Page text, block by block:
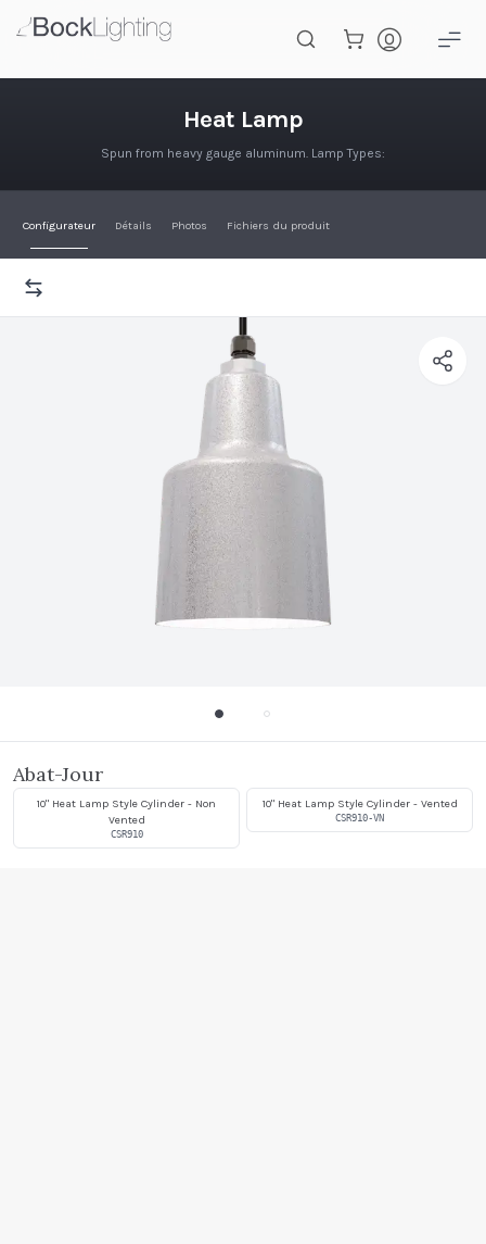
Heat Lamp
Spun from heavy gauge aluminum. Lamp Types:
Configurateur Détails Photos Fichiers du produit
Abat-Jour
10" Heat Lamp Style Cylinder - Non
Vented
CSR910
10" Heat Lamp Style Cylinder - Vented
CSR910-VN